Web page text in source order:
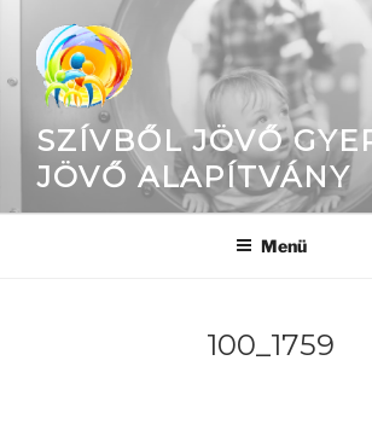
SZÍVBŐL JÖVŐ
JÖVŐ ALAPÍTVÁNY
Menü
100_1759